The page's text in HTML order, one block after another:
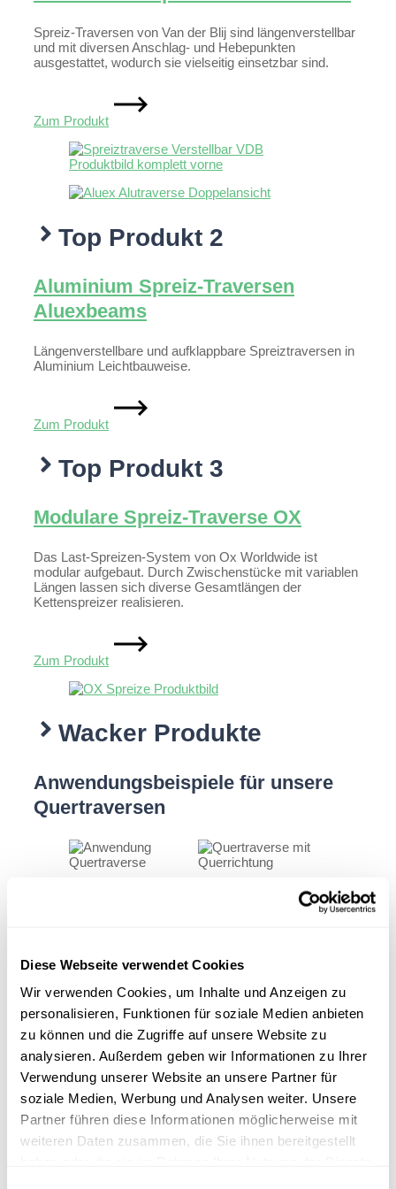
Diese Webseite verwendet Cookies
Wir verwenden Cookies, um Inhalte und Anzeigen zu
personalisieren, Funktionen für soziale Medien anbieten
zu können und die Zugriffe auf unsere Website zu
analysieren. Außerdem geben wir Informationen zu Ihrer
Verwendung unserer Website an unsere Partner für
soziale Medien, Werbung und Analysen weiter. Unsere
Partner führen diese Informationen möglicherweise mit
weiteren Daten zusammen, die Sie ihnen bereitgestellt
Spreiz-Traversen von Van der Blij sind längenverstellbar
und mit diversen Anschlag- und Hebepunkten
ausgestattet, wodurch sie vielseitig einsetzbar sind.
Zum Produkt
Top Produkt 2
Aluminium Spreiz-Traversen
Aluexbeams
Längenverstellbare und aufklappbare Spreiztraversen in
Aluminium Leichtbauweise.
Zum Produkt
Top Produkt 3
Modulare Spreiz-Traverse OX
Das Last-Spreizen-System von Ox Worldwide ist
modular aufgebaut. Durch Zwischenstücke mit variablen
Längen lassen sich diverse Gesamtlängen der
Kettenspreizer realisieren.
Zum Produkt
Wacker Produkte
Anwendungsbeispiele für unsere
Quertraversen
Quertraversen finden in verschiedensten Bereichen des
Bauwesens Anwendung. Ein typisches Beispiel ist das
Betonfertigteile für den Hochbau, Tiefbau oder Tunnelbau
Bei Sanierungsarbeiten können sie zum sicheren
Abtransport großer Bauteile genutzt werden. In der
Offshore-Industrie sind sie unerlässlich für das Handling
von Ausrüstung auf Bohrplattformen.
Quertraverse – WBP-Sonderlösung
Da nicht alle Hebeaufgaben mit Standardtraversen
bewältigt werden können, sindmaßgeschneiderte
Lösungenoft erforderlich. Wacker Bauprodukte (kurz